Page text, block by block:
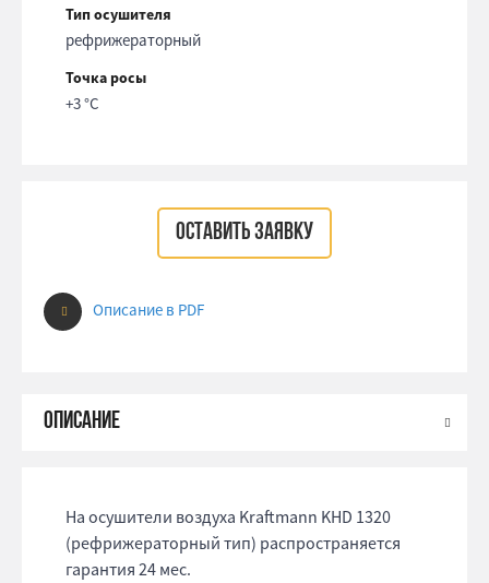
Тип осушителя
рефрижераторный
Точка росы
+3 °С
ОСТАВИТЬ ЗАЯВКУ
Описание в PDF
На осушители воздуха Kraftmann KHD 1320
(рефрижераторный тип) распространяется
гарантия 24 мес.